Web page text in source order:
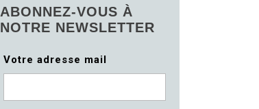
ABONNEZ-VOUS À
NOTRE NEWSLETTER
Votre adresse mail